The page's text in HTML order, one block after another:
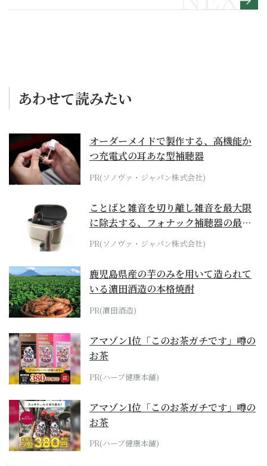
【鎌倉殿の13人 満喫リポート】30
あわせて読みたい
オーダーメイドで製作する、高機能か
つ充電式の耳あな型補聴器
PR(ソノヴァ・ジャパン株式会社)
ことばと雑音を切り離し雑音を最大限
に除去する、フォナック補聴器の最上
位モデル
PR(ソノヴァ・ジャパン株式会社)
鹿児島県産の芋のみを用いて造られて
いる濵田酒造の本格焼酎
PR(濵田酒造)
アマゾン1位「このお茶ガチです」噂の
お茶
PR(ハーブ健康本舗)
アマゾン1位「このお茶ガチです」噂の
お茶
PR(ハーブ健康本舗)